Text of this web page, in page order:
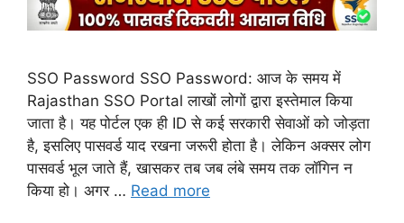
SSO Password SSO Password: आज के समय में
Rajasthan SSO Portal लाखों लोगों द्वारा इस्तेमाल किया
जाता है। यह पोर्टल एक ही ID से कई सरकारी सेवाओं को जोड़ता
है, इसलिए पासवर्ड याद रखना जरूरी होता है। लेकिन अक्सर लोग
पासवर्ड भूल जाते हैं, खासकर तब जब लंबे समय तक लॉगिन न
किया हो। अगर … Read more